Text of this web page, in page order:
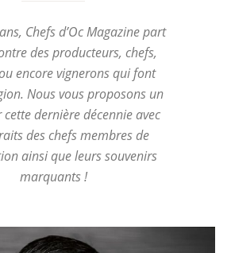
Chefs d’Oc Magazine part
des producteurs, chefs,
encore vignerons qui font
Nous vous proposons un
dernière décennie avec
des chefs membres de
ainsi que leurs souvenirs
marquants !